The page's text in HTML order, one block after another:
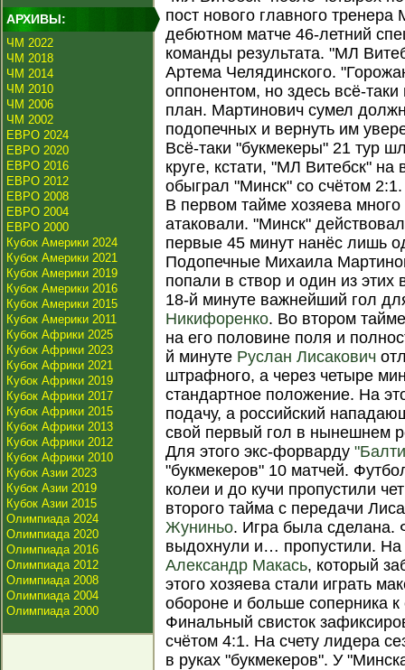
АРХИВЫ:
ЧМ 2022
ЧМ 2018
ЧМ 2014
ЧМ 2010
ЧМ 2006
ЧМ 2002
ЕВРО 2024
ЕВРО 2020
ЕВРО 2016
ЕВРО 2012
ЕВРО 2008
ЕВРО 2004
ЕВРО 2000
Кубок Америки 2024
Кубок Америки 2021
Кубок Америки 2019
Кубок Америки 2016
Кубок Америки 2015
Кубок Америки 2011
Кубок Африки 2025
Кубок Африки 2023
Кубок Африки 2021
Кубок Африки 2019
Кубок Африки 2017
Кубок Африки 2015
Кубок Африки 2013
Кубок Африки 2012
Кубок Африки 2010
Кубок Азии 2023
Кубок Азии 2019
Кубок Азии 2015
Олимпиада 2024
Олимпиада 2020
Олимпиада 2016
Олимпиада 2012
Олимпиада 2008
Олимпиада 2004
Олимпиада 2000
пост нового главного
дебютном матче 46-летний
команды результата. "МЛ
Артема Челядинского.
оппонентом, но здесь всё-
план. Мартинович сумел
подопечных и вернуть им
Всё-таки "букмекеры" 21 тур
круге, кстати, "МЛ Витебск"
обыграл "Минск" со счётом
В первом тайме хозяева
атаковали. "Минск"
первые 45 минут нанёс лишь
Подопечные Михаила
попали в створ и один из
18-й минуте важнейший гол
Никифоренко. Во втором
на его половине поля и
й минуте Руслан Лисакович
штрафного, а через четыре
стандартное положение. На
подачу, а российский
свой первый гол в нынешнем
Для этого экс-форварду
"букмекеров" 10 матчей.
колеи и до кучи пропустили
второго тайма с передачи
Жуниньо. Игра была сделана.
выдохнули и… пропустили. На
Александр Макась, который
этого хозяева стали играть
обороне и больше соперника
Финальный свисток
счётом 4:1. На счету лидера
в руках "букмекеров". У